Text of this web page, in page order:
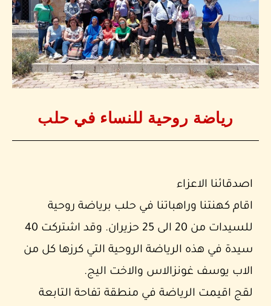
رياضة روحية للنساء في حلب
اصدقائنا الاعزاء
اقام كهنتنا وراهباتنا في حلب برياضة روحية
للسيدات من 20 الى 25 حزيران. وقد اشتركت 40
سيدة في هذه الرياضة الروحية التي كرزها كل من
الاب يوسف غونزالاس والاخت اليج.
لقج اقيمت الرياضة في منطقة تفاحة التابعة